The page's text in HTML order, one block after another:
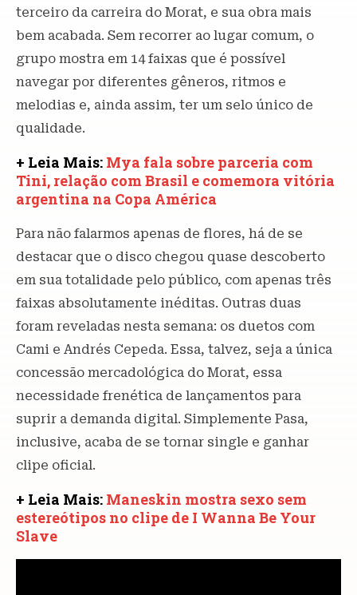
terceiro da carreira do Morat, e sua obra mais
bem acabada. Sem recorrer ao lugar comum, o
grupo mostra em 14 faixas que é possível
navegar por diferentes gêneros, ritmos e
melodias e, ainda assim, ter um selo único de
qualidade.
+ Leia Mais: Mya fala sobre parceria com
Tini, relação com Brasil e comemora vitória
argentina na Copa América
Para não falarmos apenas de flores, há de se
destacar que o disco chegou quase descoberto
em sua totalidade pelo público, com apenas três
faixas absolutamente inéditas. Outras duas
foram reveladas nesta semana: os duetos com
Cami e Andrés Cepeda. Essa, talvez, seja a única
concessão mercadológica do Morat, essa
necessidade frenética de lançamentos para
suprir a demanda digital. Simplemente Pasa,
inclusive, acaba de se tornar single e ganhar
clipe oficial.
+ Leia Mais: Maneskin mostra sexo sem
estereótipos no clipe de I Wanna Be Your
Slave